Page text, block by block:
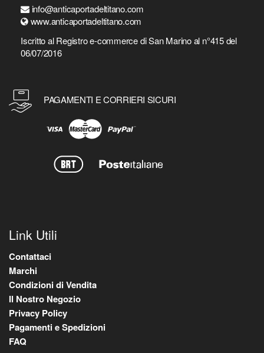
info@anticaportadeltitano.com
www.anticaportadeltitano.com
Iscritto al Registro e-commerce di San Marino al n°415 del
06/07/2016
PAGAMENTI E CORRIERI SICURI
Link Utili
Contattaci
Marchi
Condizioni di Vendita
Il Nostro Negozio
Privacy Policy
Pagamenti e Spedizioni
FAQ